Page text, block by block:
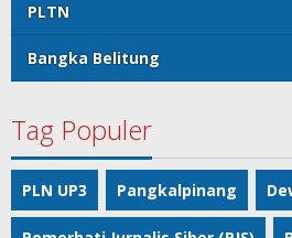
PLTN
Bangka Belitung
Tag Populer
PLN UP3 Pangkalpinang